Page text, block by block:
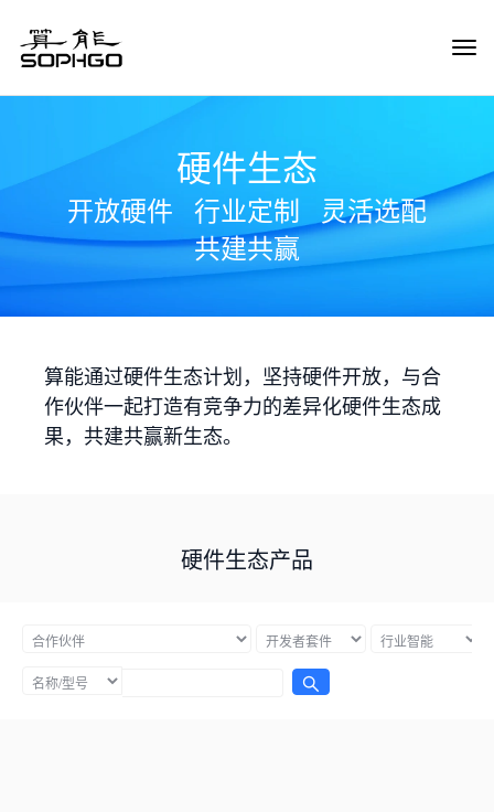
硬件生态
开放硬件 行业定制
灵活选配
共建共赢
算能通过硬件生态计划，坚持硬件开放，与合
作伙伴一起打造有竞争力的差异化硬件生态成
果，共建共赢新生态。
硬件生态产品